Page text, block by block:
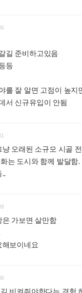
길 준비하고있음
등
를 잘 알면 고점이 높지
서 신규유입이 안됨
오래된 소규모 시골
는 도시와 함께 발달
..
가보면 살만함
보이네요
비켜줘야한다는 경험